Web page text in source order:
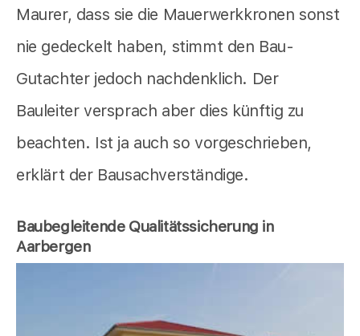
Maurer, dass sie die Mauerwerkkronen sonst
nie gedeckelt haben, stimmt den Bau-
Gutachter jedoch nachdenklich. Der
Bauleiter versprach aber dies künftig zu
beachten. Ist ja auch so vorgeschrieben,
erklärt der Bausachverständige.
Baubegleitende Qualitätssicherung in
Aarbergen